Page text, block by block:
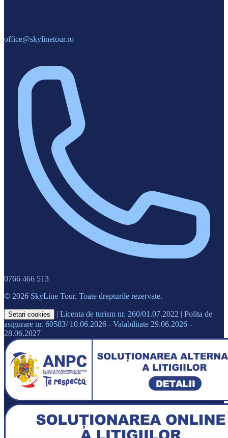
office@skylinetour.ro
0766 466 513
© 2026 SkyLine Tour. Toate drepturile rezervate.
Setari cookies | Licenta de turism nr. 260/01.07.2022 | Polita de
asigurare nr. 60583/ 10.06.2026 - Valabilitate 29.06.2026 -
28.06.2027